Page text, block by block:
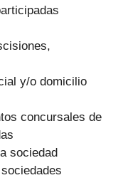
y/o domicilio
concursales de
sociedad